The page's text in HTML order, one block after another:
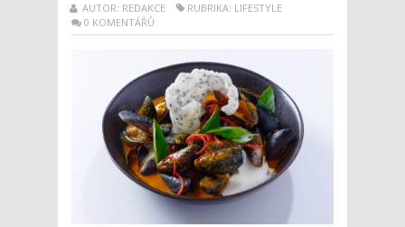
AUTOR: REDAKCE
RUBRIKA: LIFESTYLE
0 KOMENTÁŘŮ